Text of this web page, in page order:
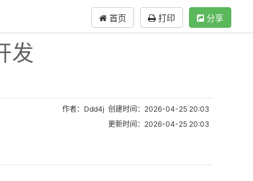
首页 打印 分享
发
作者：Ddd4j 创建时间：2026-04-25 20:03
更新时间：2026-04-25 20:03